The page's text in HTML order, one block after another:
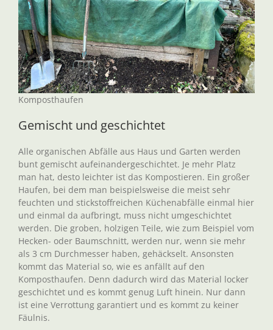
Komposthaufen
Gemischt und geschichtet
Alle organischen Abfälle aus Haus und Garten werden
bunt gemischt aufeinandergeschichtet. Je mehr Platz
man hat, desto leichter ist das Kompostieren. Ein großer
Haufen, bei dem man beispielsweise die meist sehr
feuchten und stickstoffreichen Küchenabfälle einmal hier
und einmal da aufbringt, muss nicht umgeschichtet
werden. Die groben, holzigen Teile, wie zum Beispiel vom
Hecken- oder Baumschnitt, werden nur, wenn sie mehr
als 3 cm Durchmesser haben, gehäckselt. Ansonsten
kommt das Material so, wie es anfällt auf den
Komposthaufen. Denn dadurch wird das Material locker
geschichtet und es kommt genug Luft hinein. Nur dann
ist eine Verrottung garantiert und es kommt zu keiner
Fäulnis.